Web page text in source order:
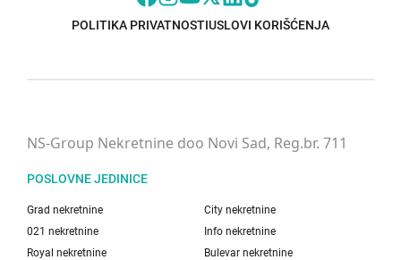
POLITIKA PRIVATNOSTIUSLOVI KORIŠĆENJA
NS-Group Nekretnine doo Novi Sad, Reg.br. 711
POSLOVNE JEDINICE
Grad nekretnine
City nekretnine
021 nekretnine
Info nekretnine
Royal nekretnine
Bulevar nekretnine